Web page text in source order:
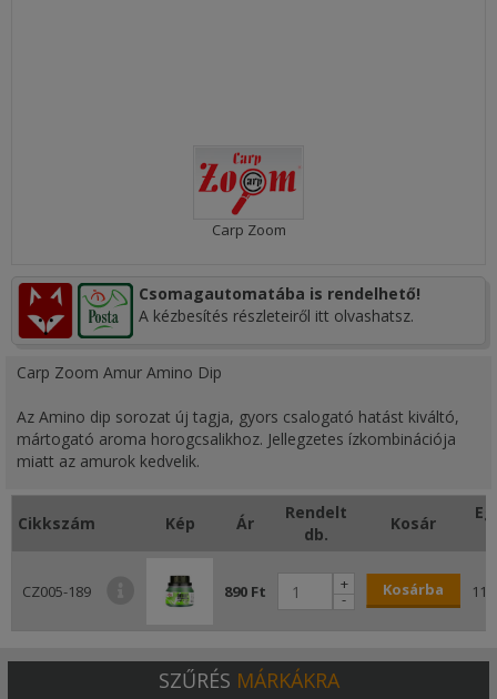
Carp Zoom
Csomagautomatába is rendelhető!
A kézbesítés részleteiről itt olvashatsz.
Carp Zoom Amur Amino Dip
Az Amino dip sorozat új tagja, gyors csalogató hatást kiváltó,
mártogató aroma horogcsalikhoz. Jellegzetes ízkombinációja
miatt az amurok kedvelik.
Cikkszám Kép Ár
Rendelt
db.
Kosár
CZ005-189 890 Ft -
+ Kosárba
SZŰRÉS MÁRKÁKRA